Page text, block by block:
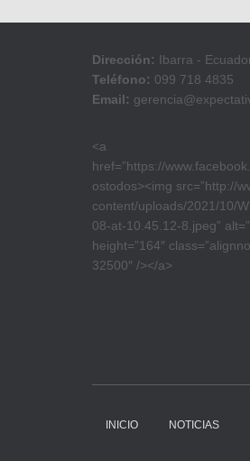
Dirección: Ibarra -
Teléfono: 099 718 4835
Email:
<a
href=”https://
ostodos><img src=”http://
content/uploads/2021/10/
08-at-10.45.12-8.jpeg”
height=”164″
32500″ /></a>
INICIO NOTICIAS